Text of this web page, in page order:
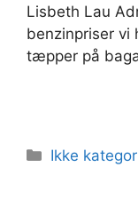
Lisbeth Lau
benzinpriser vi
tæpper på
Kategorier
Ikke